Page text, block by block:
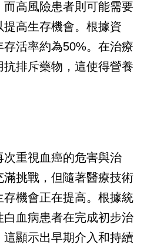
高風險患者則可能需要
高生存機會。根據資
活率約為50%。在治療
排斥藥物，這使得營養
重視血癌的危害與治
挑戰，但隨著醫療技術
機會正在提高。根據統
血病患者在完成初步治
顯示出早期介入和持續